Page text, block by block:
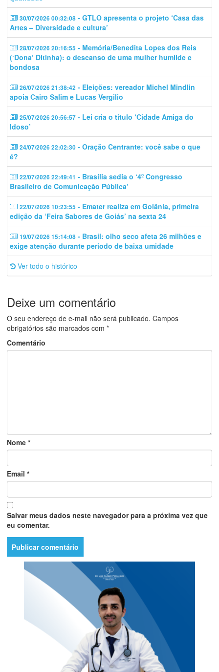
30/07/2026 00:32:08 - GTLO apresenta o projeto ‘Casa das
Artes – Diversidade e cultura’
28/07/2026 20:16:55 - Memória/Benedita Lopes dos Reis
(‘Dona‘ Ditinha): o descanso de uma mulher humilde e
bondosa
26/07/2026 21:38:42 - Eleições: vereador Michel Mindlin
apoia Cairo Salim e Lucas Vergilio
25/07/2026 20:56:57 - Lei cria o título ‘Cidade Amiga do
Idoso’
24/07/2026 22:02:30 - Oração Centrante: você sabe o que
é?
22/07/2026 22:49:41 - Brasília sedia o ‘4º Congresso
Brasileiro de Comunicação Pública’
22/07/2026 10:23:55 - Emater realiza em Goiânia, primeira
edição da ‘Feira Sabores de Goiás’ na sexta 24
19/07/2026 15:14:08 - Brasil: olho seco afeta 26 milhões e
exige atenção durante período de baixa umidade
Ver todo o histórico
Deixe um comentário
O seu endereço de e-mail não será publicado. Campos
obrigatórios são marcados com *
Comentário
Nome *
Email *
Salvar meus dados neste navegador para a próxima vez que
eu comentar.